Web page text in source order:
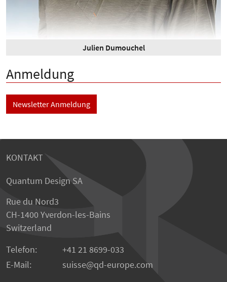
Julien Dumouchel
Anmeldung
Newsletter Anmeldung
KONTAKT
Quantum Design SA
Rue du Nord3
CH-1400 Yverdon-les-Bains
Switzerland
Telefon:
+41 21 8699-033
E-Mail:
suisse qd-europe.com